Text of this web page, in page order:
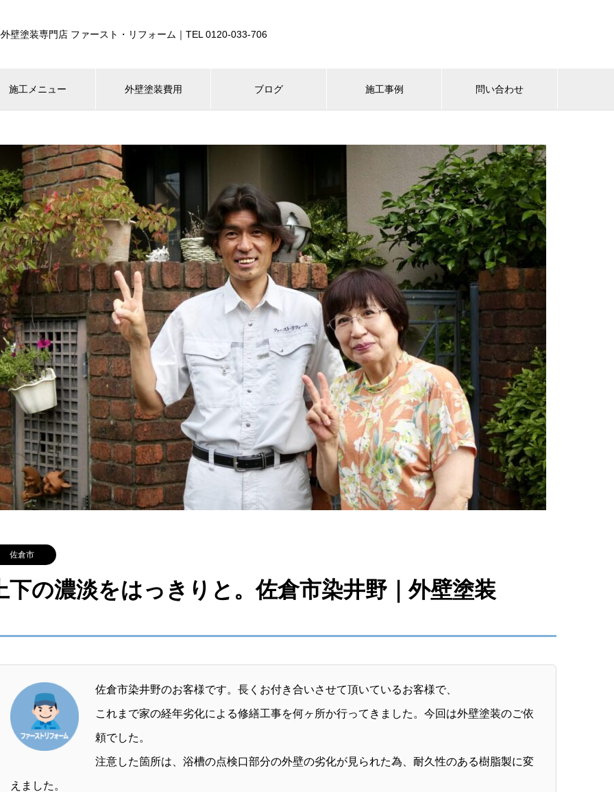
壁塗装専門店 ファースト・リフォーム｜TEL 0120-033-706
施工メニュー 外壁塗装費用 ブログ 施工事例 問い合わせ
佐倉市
下の濃淡をはっきりと。佐倉市染井野｜外壁塗装
佐倉市染井野のお客様です。長くお付き合いさせて頂いているお客様で、
これまで家の経年劣化による修繕工事を何ヶ所か行ってきました。今回は外壁塗装のご依
頼でした。
注意した箇所は、浴槽の点検口部分の外壁の劣化が見られた為、耐久性のある樹脂製に変
えました。